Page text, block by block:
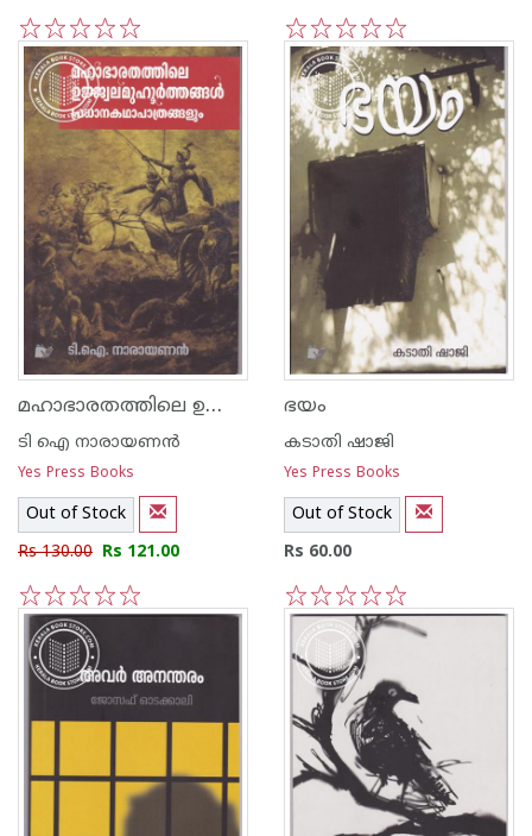
5
4
3
2
1 5
4
3
2
1
മഹാഭാരതത്തിലെ ഉജ്ജ്വലമുഹൂര്‍ത്തങ്ങള്‍ പ്രധാനകഥാപാത്രങ്ങളും
ടി ഐ നാരായണന്‍
Yes Press Books
Out of Stock
Rs 130.00 Rs 121.00
5
4
3
2
1
ഭയം
കടാതി ഷാജി
Yes Press Books
Out of Stock
Rs 60.00
5
4
3
2
1